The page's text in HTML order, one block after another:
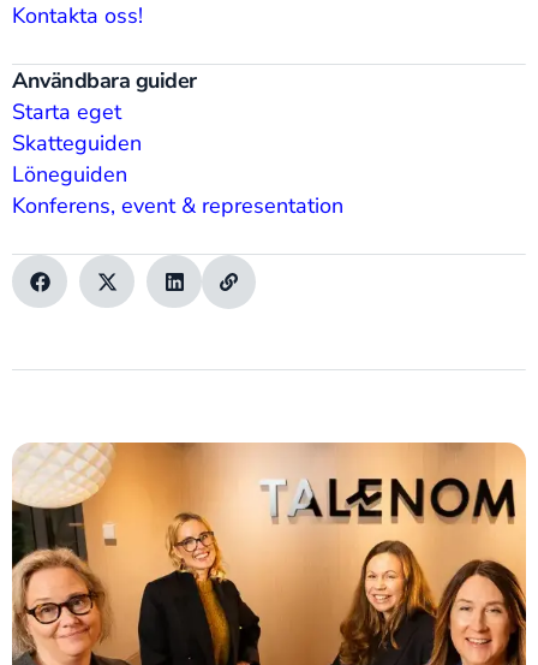
Kontakta oss!
Användbara guider
Starta eget
Skatteguiden
Löneguiden
Konferens, event & representation